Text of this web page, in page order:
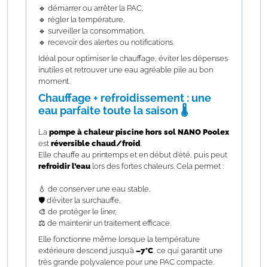
🔹 démarrer ou arrêter la PAC,
🔹 régler la température,
🔹 surveiller la consommation,
🔹 recevoir des alertes ou notifications.
Idéal pour optimiser le chauffage, éviter les dépenses
inutiles et retrouver une eau agréable pile au bon
moment.
Chauffage + refroidissement : une
eau parfaite toute la saison 🌡️
La pompe à chaleur piscine hors sol NANO Poolex
est réversible chaud/froid.
Elle chauffe au printemps et en début d’été, puis peut
refroidir l’eau lors des fortes chaleurs. Cela permet :
💧 de conserver une eau stable,
🛡️ d’éviter la surchauffe,
🎨 de protéger le liner,
⚖️ de maintenir un traitement efficace.
Elle fonctionne même lorsque la température
extérieure descend jusqu’à –7°C, ce qui garantit une
très grande polyvalence pour une PAC compacte.